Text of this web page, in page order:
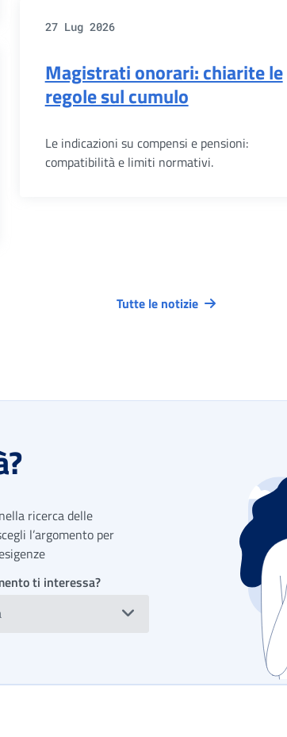
27 Lug 2026
Magistrati onorari: chiarite le
regole sul cumulo
Le indicazioni su compensi e pensioni:
compatibilità e limiti normativi.
Tutte le notizie
ricerca delle
l’argomento per
ti interessa?